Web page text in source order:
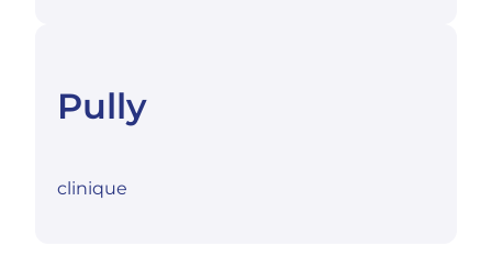
Pully
clinique